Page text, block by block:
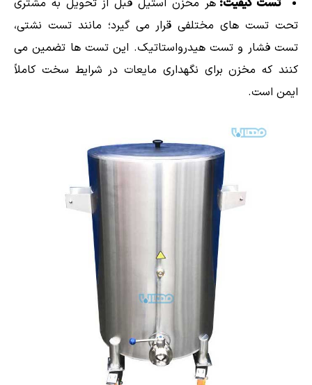
تست کیفیت:هر مخزن استیل قبل از تحویل به مشتری
تحت تست های مختلفی قرار می گیرد؛ مانند تست نشتی،
تست فشار و تست هیدرواستاتیک. این تست ها تضمین می
کنند که مخزن برای نگهداری مایعات در شرایط سخت کاملاً
ایمن است.